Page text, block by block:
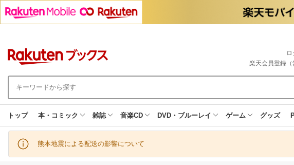
楽天会員登録（
トップ 本・コミック 雑誌 音楽CD DVD・ブルーレイ ゲーム グッズ
熊本地震による配送の影響について